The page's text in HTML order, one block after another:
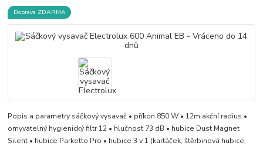
Doprava ZDARMA
Popis a parametry sáčkový vysavač • příkon 850 W • 12m akční radius •
omyvatelný hygienický filtr 12 • hlučnost 73 dB • hubice Dust Magnet
Silent • hubice Parketto Pro • hubice 3 v 1 (kartáček, štěrbinová hubice,